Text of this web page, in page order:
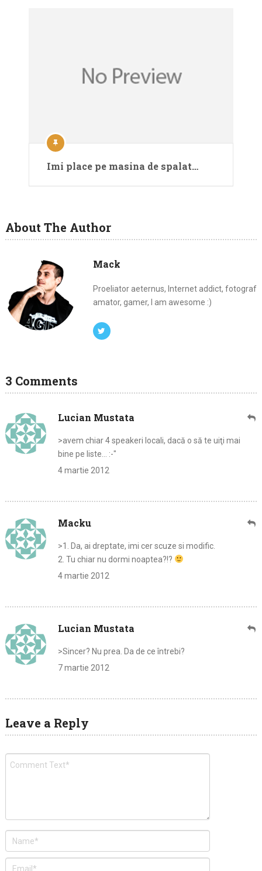
Imi place pe masina de spalat…
About The Author
Mack
Proeliator aeternus, Internet addict, fotograf
amator, gamer, I am awesome :)
3 Comments
Lucian Mustata
>avem chiar 4 speakeri locali, dacă o să te uiţi mai
bine pe liste… :-"
4 martie 2012
Macku
>1. Da, ai dreptate, imi cer scuze si modific.
2. Tu chiar nu dormi noaptea?!?
4 martie 2012
Lucian Mustata
>Sincer? Nu prea. Da de ce întrebi?
7 martie 2012
Leave a Reply